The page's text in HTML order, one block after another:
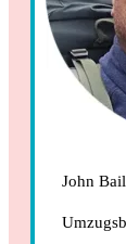
John